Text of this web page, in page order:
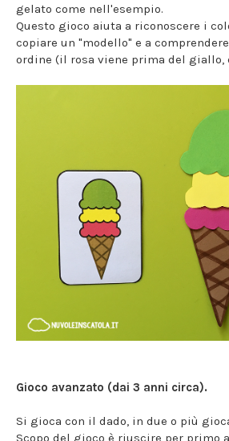
gelato come nell'esempio.
Questo gioco aiuta a riconoscere i
copiare un "modello" e a
ordine (il rosa viene prima del giallo,
Gioco avanzato (dai 3 anni circa).
Si gioca con il dado, in due o più
Scopo del gioco è riuscire per primo